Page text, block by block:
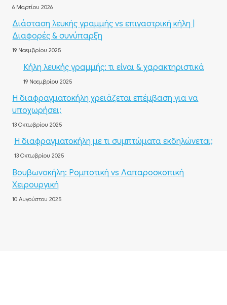
6 Μαρτίου 2026
Διάσταση λευκής γραμμής vs επιγαστρική κήλη |
Διαφορές & συνύπαρξη
19 Νοεμβρίου 2025
Κήλη λευκής γραμμής: τι είναι & χαρακτηριστικά
19 Νοεμβρίου 2025
Η διαφραγματοκήλη χρειάζεται επέμβαση για να
υποχωρήσει;
13 Οκτωβρίου 2025
Η διαφραγματοκήλη με τι συμπτώματα εκδηλώνεται;
13 Οκτωβρίου 2025
Βουβωνοκήλη: Ρομποτική vs Λαπαροσκοπική
Χειρουργική
10 Αυγούστου 2025